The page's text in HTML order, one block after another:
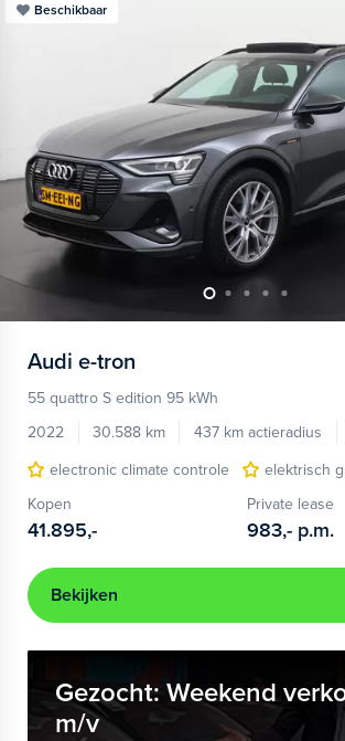
Beschikbaar
Audi e-tron
55 quattro S edition 95 kWh
2022
30.588 km 437 km actieradius
electronic climate controle
elektrisch
Kopen
41.895,-
Private lease
983,- p.m.
Bekijken
Gezocht: Weekend
m/v